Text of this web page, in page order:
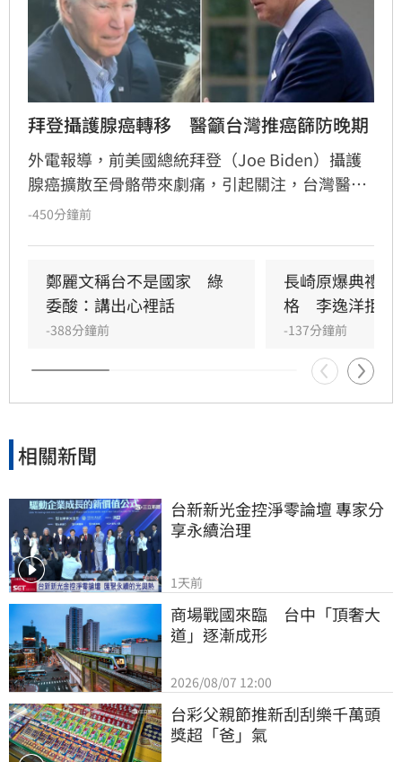
拜登攝護腺癌轉移　醫籲台灣推癌篩防晚期
外電報導，前美國總統拜登（Joe Biden）攝護
腺癌擴散至骨骼帶來劇痛，引起關注，台灣醫界
指出，美國執行攝護腺癌篩，晚期發現僅佔3%
-450分鐘前
鄭麗文稱台不是國家　綠
委酸：講出心裡話
-388分鐘前
長崎原爆典禮
格　李逸洋拒出
-137分鐘前
相關新聞
台新新光金控淨零論壇 專家分
享永續治理
1天前
商場戰國來臨　台中「頂奢大
道」逐漸成形
2026/08/07 12:00
台彩父親節推新刮刮樂千萬頭
獎超「爸」氣